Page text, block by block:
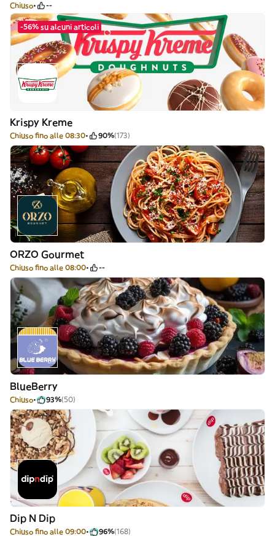
Chiuso --
-56% su alcuni articoli
Krispy Kreme
Chiuso fino alle 08:30 90%(173)
ORZO Gourmet
Chiuso fino alle 08:00 --
BlueBerry
Chiuso 93%(50)
Dip N Dip
Chiuso fino alle 09:00 96%(168)